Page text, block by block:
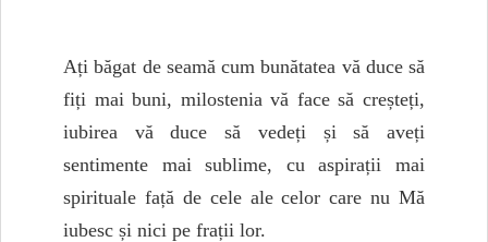
Ați băgat de seamă cum bunătatea vă duce să
fiți mai buni, milostenia vă face să creșteți,
iubirea vă duce să vedeți și să aveți
sentimente mai sublime, cu aspirații mai
spirituale față de cele ale celor care nu Mă
iubesc și nici pe frații lor.